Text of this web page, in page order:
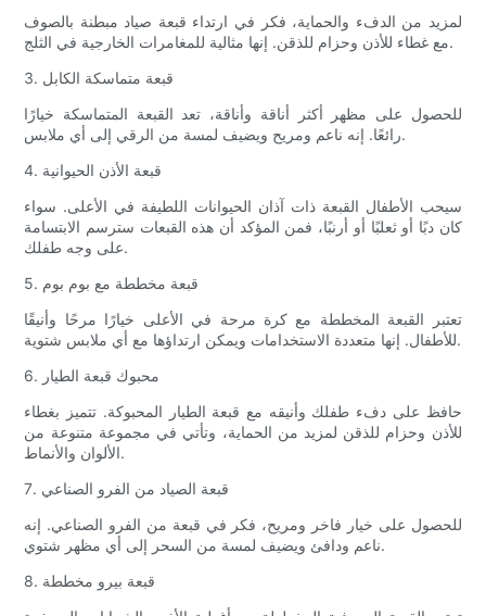
لمزيد من الدفء والحماية، فكر في ارتداء قبعة صياد مبطنة بالصوف
مع غطاء للأذن وحزام للذقن. إنها مثالية للمغامرات الخارجية في الثلج.
3. قبعة متماسكة الكابل
للحصول على مظهر أكثر أناقة وأناقة، تعد القبعة المتماسكة خيارًا
رائعًا. إنه ناعم ومريح ويضيف لمسة من الرقي إلى أي ملابس.
4. قبعة الأذن الحيوانية
سيحب الأطفال القبعة ذات آذان الحيوانات اللطيفة في الأعلى. سواء
كان دبًا أو ثعلبًا أو أرنبًا، فمن المؤكد أن هذه القبعات سترسم الابتسامة
على وجه طفلك.
5. قبعة مخططة مع بوم بوم
تعتبر القبعة المخططة مع كرة مرحة في الأعلى خيارًا مرحًا وأنيقًا
للأطفال. إنها متعددة الاستخدامات ويمكن ارتداؤها مع أي ملابس شتوية.
6. محبوك قبعة الطيار
حافظ على دفء طفلك وأنيقه مع قبعة الطيار المحبوكة. تتميز بغطاء
للأذن وحزام للذقن لمزيد من الحماية، وتأتي في مجموعة متنوعة من
الألوان والأنماط.
7. قبعة الصياد من الفرو الصناعي
للحصول على خيار فاخر ومريح، فكر في قبعة من الفرو الصناعي. إنه
ناعم ودافئ ويضيف لمسة من السحر إلى أي مظهر شتوي.
8. قبعة بيرو مخططة